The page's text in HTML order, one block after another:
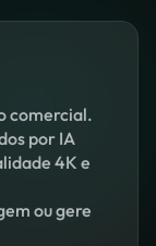
comercial.
por IA
4K e
ou gere